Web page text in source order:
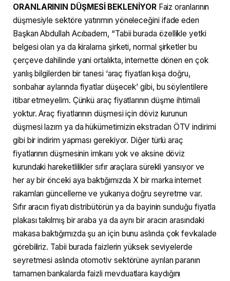
ORANLARININ DÜŞMESİ BEKLENİYORFaiz oranlarının
düşmesiyle sektöre yatırımın yöneleceğini ifade eden
Başkan Abdullah Acıbadem, “Tabii burada özellikle yetki
belgesi olan ya da kiralama şirketi, normal şirketler bu
çerçeve dahilinde yani ortalıkta, internette dönen en çok
yanlış bilgilerden bir tanesi ‘araç fiyatları kışa doğru,
sonbahar aylarında fiyatlar düşecek’ gibi, bu söylentilere
itibar etmeyelim. Çünkü araç fiyatlarının düşme ihtimali
yoktur. Araç fiyatlarının düşmesi için döviz kurunun
düşmesi lazım ya da hükümetimizin ekstradan ÖTV indirimi
gibi bir indirim yapması gerekiyor. Diğer türlü araç
fiyatlarının düşmesinin imkanı yok ve aksine döviz
kurundaki hareketlilikler sıfır araçlara sürekli yansıyor ve
her ay bir önceki aya baktığımızda X bir marka internet
rakamları güncelleme ve yukarıya doğru seyretme var.
Sıfır aracın fiyatı distribütörün ya da bayinin sunduğu fiyatla
plakası takılmış bir araba ya da aynı bir aracın arasındaki
makasa baktığımızda şu an için bunu aslında çok fevkalade
görebiliriz. Tabii burada faizlerin yüksek seviyelerde
seyretmesi aslında otomotiv sektörüne ayrılan paranın
tamamen bankalarda faizli mevduatlara kaydığını